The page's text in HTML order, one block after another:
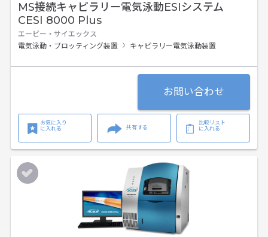
MS接続キャピラリー電気泳動ESIシステム
CESI 8000 Plus
エービー・サイエックス
電気泳動・ブロッティング装置
キャピラリー電気泳動装置
お問い合わせ
お気に入り
に入れる
共有する
比較リスト
に入れる